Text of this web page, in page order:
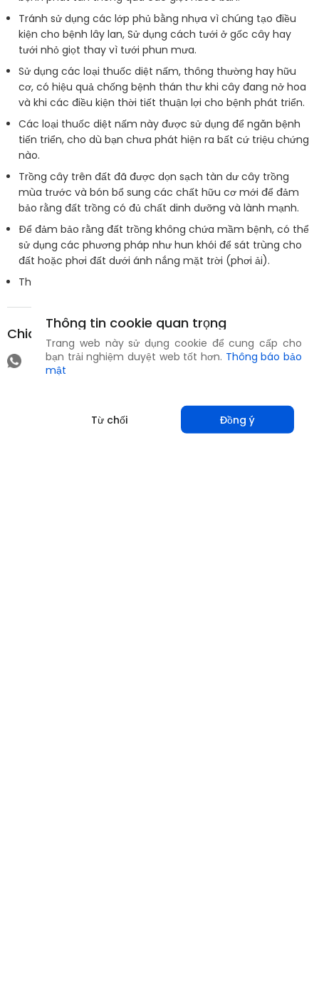
Tránh sử dụng các lớp phủ bằng nhựa vì chúng tạo điều
kiện cho bệnh lây lan, Sử dụng cách tưới ở gốc cây hay
tưới nhỏ giọt thay vì tưới phun mưa.
Sử dụng các loại thuốc diệt nấm, thông thường hay hữu
cơ, có hiệu quả chống bệnh thán thư khi cây đang nở hoa
và khi các điều kiện thời tiết thuận lợi cho bệnh phát triển.
Các loại thuốc diệt nấm này được sử dụng để ngăn bệnh
tiến triển, cho dù bạn chưa phát hiện ra bất cứ triệu chứng
nào.
Trồng cây trên đất đã được dọn sạch tàn dư cây trồng
mùa trước và bón bổ sung các chất hữu cơ mới để đảm
bảo rằng đất trồng có đủ chất dinh dưỡng và lành mạnh.
Để đảm bảo rằng đất trồng không chứa mầm bệnh, có thể
sử dụng các phương pháp như hun khói để sát trùng cho
đất hoặc phơi đất dưới ánh nắng mặt trời (phơi ải).
Thường xuyên dọn sạch cỏ dại trong vườn trồng.
Chia sẻ
Thông tin cookie quan trọng
Trang web này sử dụng cookie để cung cấp cho
bạn trải nghiệm duyệt web tốt hơn. Thông báo bảo
mật
Từ chối Đồng ý